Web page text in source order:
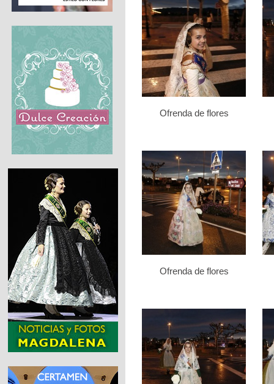
Ofrenda de flores
Ofrenda de flores